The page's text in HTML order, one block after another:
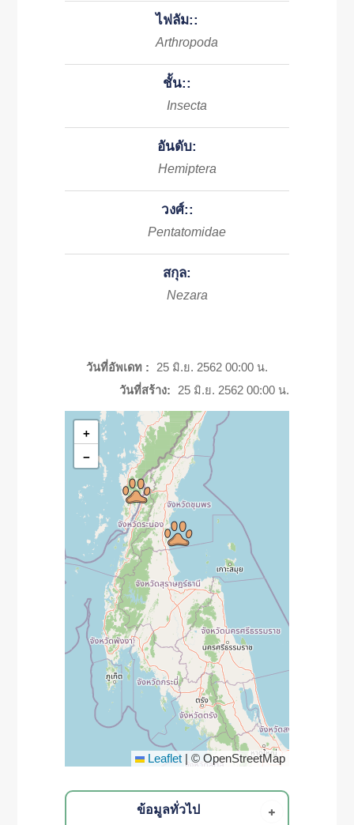
ไฟลัม::
Arthropoda
ชั้น::
Insecta
อันดับ:
Hemiptera
วงศ์::
Pentatomidae
สกุล:
Nezara
วันที่อัพเดท :
25 มิ.ย. 2562 00:00 น.
วันที่สร้าง:
25 มิ.ย. 2562 00:00 น.
+
−
Leaflet © OpenStreetMap
ข้อมูลทั่วไป